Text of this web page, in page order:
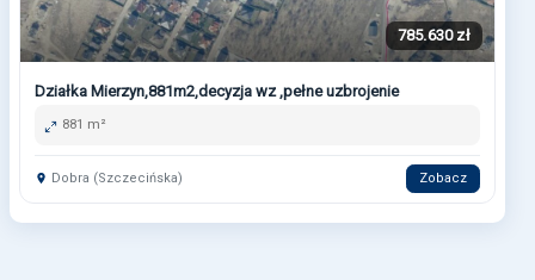
785.630 zł
Działka Mierzyn,881m2,decyzja wz ,pełne uzbrojenie
881 m²
Dobra (Szczecińska) Zobacz